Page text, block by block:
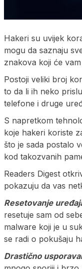
Hakeri su uvijek
mogu da saznaju
znakova koji će
Postoji veliki broj
to da li ih neko
telefone i druge
S napretkom
koje hakeri koriste
što je sada postalo
kod takozvanih
Readers Digest
pokazuju da vas
Resetovanje
resetuje sam od
malware koji je u
se radi o pokušaju
Drastično